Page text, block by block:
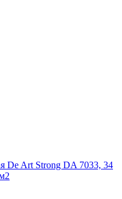
De Art Strong DA 7033, 34